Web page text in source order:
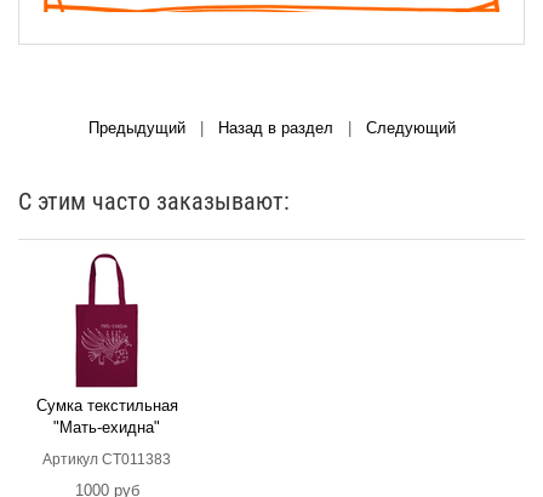
Предыдущий| Назад в раздел Следующий
С этим часто заказывают:
Сумка текстильная
"Мать-ехидна"
Артикул СТ011383
1000 руб